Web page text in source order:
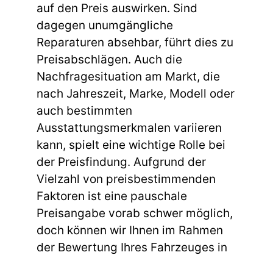
auf den Preis auswirken. Sind
dagegen unumgängliche
Reparaturen absehbar, führt dies zu
Preisabschlägen. Auch die
Nachfragesituation am Markt, die
nach Jahreszeit, Marke, Modell oder
auch bestimmten
Ausstattungsmerkmalen variieren
kann, spielt eine wichtige Rolle bei
der Preisfindung. Aufgrund der
Vielzahl von preisbestimmenden
Faktoren ist eine pauschale
Preisangabe vorab schwer möglich,
doch können wir Ihnen im Rahmen
der Bewertung Ihres Fahrzeuges in